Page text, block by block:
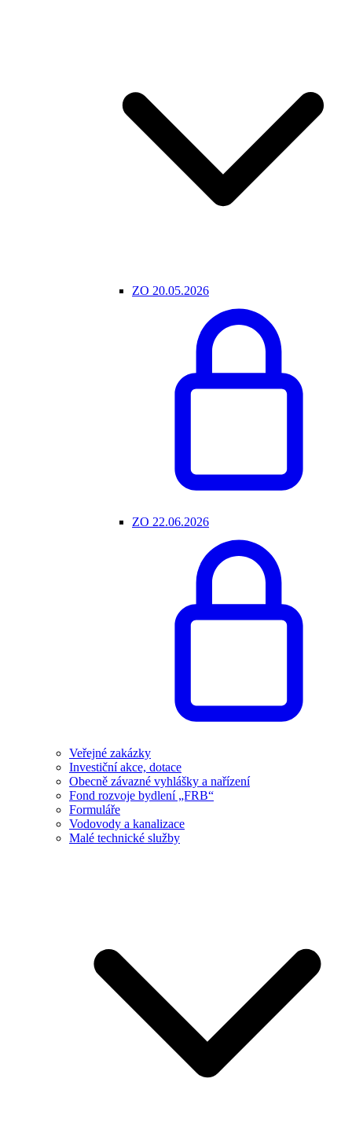
ZO 20.05.2026
ZO 22.06.2026
Veřejné zakázky
Investiční akce, dotace
Obecně závazné vyhlášky a nařízení
Fond rozvoje bydlení „FRB“
Formuláře
Vodovody a kanalizace
Malé technické služby